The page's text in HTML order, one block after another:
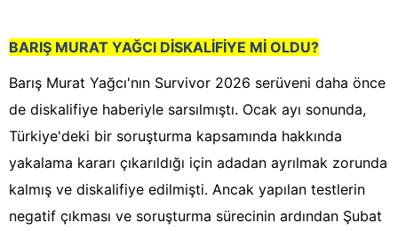
BARIŞ MURAT YAĞCI DİSKALİFİYE Mİ OLDU?
Barış Murat Yağcı'nın Survivor 2026 serüveni daha önce
de diskalifiye haberiyle sarsılmıştı. Ocak ayı sonunda,
Türkiye'deki bir soruşturma kapsamında hakkında
yakalama kararı çıkarıldığı için adadan ayrılmak zorunda
kalmış ve diskalifiye edilmişti. Ancak yapılan testlerin
negatif çıkması ve soruşturma sürecinin ardından Şubat